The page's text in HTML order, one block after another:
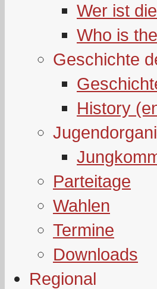
Wer ist
Who is
Geschichte
History
Parteitage
Wahlen
Termine
Downloads
Regional